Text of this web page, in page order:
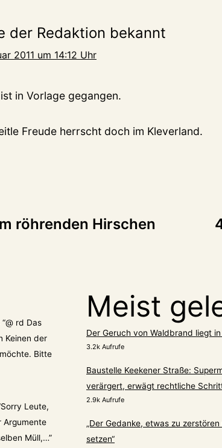
der Redaktion bekannt
2011 um 14:12 Uhr
ist in Vorlage gegangen.
Freude herrscht doch im Kleverland.
röhrenden Hirschen
“@ rd Das
Keinen der
Bitte
Sorry Leute,
Argumente
Müll,…”
Meist
Der Geruch von Waldbrand liegt
3.2k Aufrufe
Baustelle Keekener Straße:
verärgert, erwägt rechtliche
2.9k Aufrufe
„Der Gedanke, etwas zu
setzen“